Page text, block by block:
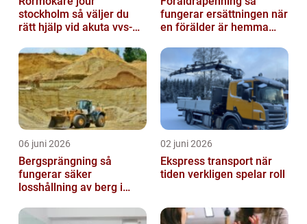
stockholm så väljer du
rätt hjälp vid akuta vvs-
fungerar ersättningen när
en förälder är hemma
06 juni 2026
Bergsprängning så
fungerar säker
losshållning av berg i
02 juni 2026
Ekspress transport när
tiden verkligen spelar roll